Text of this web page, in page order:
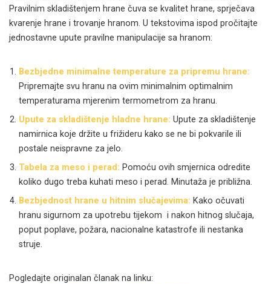
Pravilnim skladištenjem hrane čuva se kvalitet hrane, sprječava
kvarenje hrane i trovanje hranom. U tekstovima ispod pročitajte
jednostavne upute pravilne manipulacije sa hranom:
Bezbjedne minimalne temperature za pripremu hrane:
Pripremajte svu hranu na ovim minimalnim optimalnim
temperaturama mjerenim termometrom za hranu.
Upute za skladištenje hladne hrane: Upute za skladištenje
namirnica koje držite u frižideru kako se ne bi pokvarile ili
postale neispravne za jelo.
Tabela za meso i perad: Pomoću ovih smjernica odredite
koliko dugo treba kuhati meso i perad. Minutaža je približna.
Bezbjednost hrane u hitnim slučajevima: Kako očuvati
hranu sigurnom za upotrebu tijekom i nakon hitnog slučaja,
poput poplave, požara, nacionalne katastrofe ili nestanka
struje.
Pogledajte originalan članak na linku: